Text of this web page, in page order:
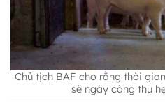
Chủ tịch BAF cho rằng thời
sẽ ngày càng thu